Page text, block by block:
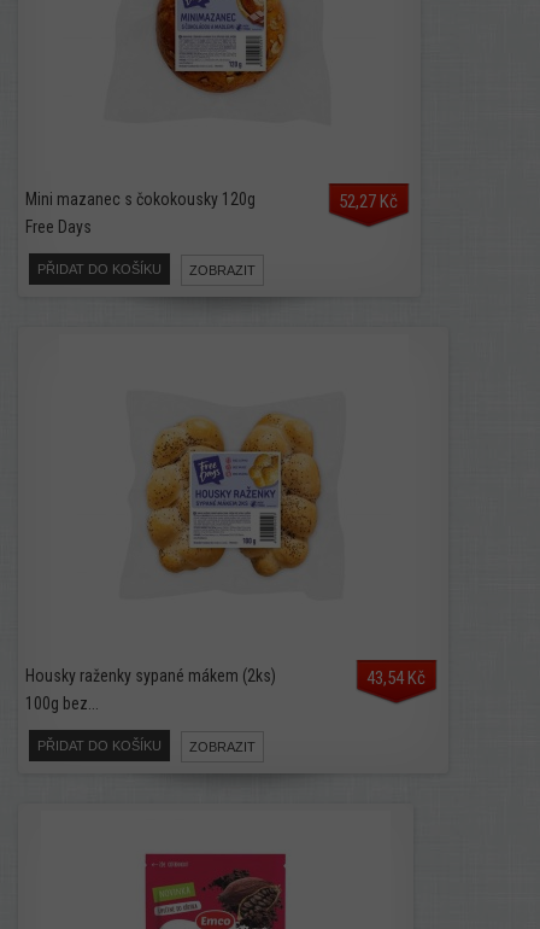
Mini mazanec s čokokousky 120g
Free Days
52,27 Kč
PŘIDAT DO KOŠÍKU ZOBRAZIT
Housky raženky sypané mákem (2ks)
100g bez...
43,54 Kč
PŘIDAT DO KOŠÍKU ZOBRAZIT